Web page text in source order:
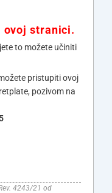
ovoj stranici.
to možete učiniti
pristupiti ovoj
pozivom na
4243/21 od